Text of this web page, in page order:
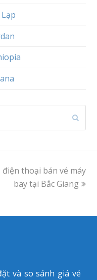
điện thoại bán vé máy
bay tại Bắc Giang
và so sánh giá vé